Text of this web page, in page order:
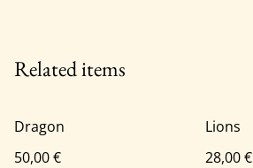
Related items
Dragon
50,00 €
Lions
28,00 €